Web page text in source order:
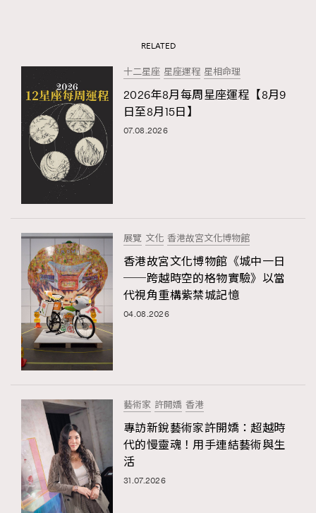
RELATED
十二星座 星座運程 星相命理
2026年8月每周星座運程【8月9
日至8月15日】
07.08.2026
展覽 文化 香港故宮文化博物館
香港故宮文化博物館《城中一日
──跨越時空的格物實驗》以當
代視角重構紫禁城記憶
04.08.2026
藝術家 許開嬌 香港
專訪新銳藝術家許開嬌：超越時
代的慢靈魂！用手連結藝術與生
活
31.07.2026